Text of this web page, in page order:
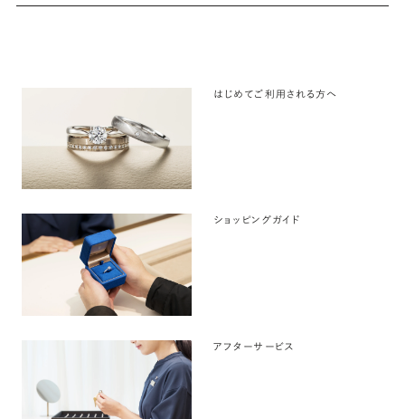
はじめてご利用される方へ
ショッピングガイド
アフターサービス